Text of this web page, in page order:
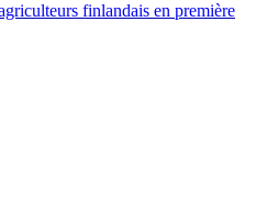
finlandais en première